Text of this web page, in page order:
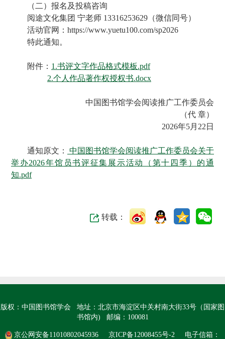
（二）报名及投稿咨询
阅途文化集团 宁老师 13316253629（微信同号）
活动官网：https://www.yuetu100.com/sp2026
特此通知。
附件： 1.书评文字作品格式模板.pdf
2.个人作品著作权授权书.docx
中国图书馆学会阅读推广工作委员会
（代 章）
2026年5月22日
通知原文：
中国图书馆学会阅读推广工作委员会关于
举办2026年馆员书评征集展示活动（第十四季）的通
知.pdf
转载：
版权：中国图书馆学会 地址：北京市海淀区中关村南大街33号（国家图
书馆内) 邮编：100081
京公网安备11010802045936 京ICP备12008455号-2 电子信箱：